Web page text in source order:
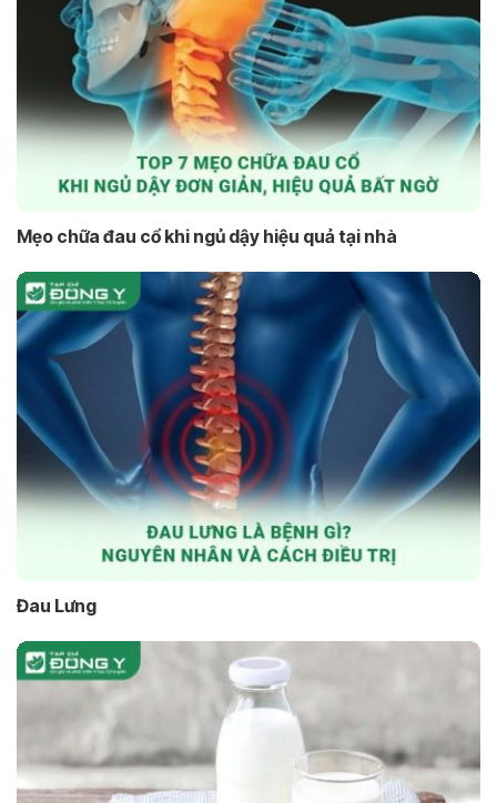
Mẹo chữa đau cổ khi ngủ dậy hiệu quả tại nhà
Đau Lưng